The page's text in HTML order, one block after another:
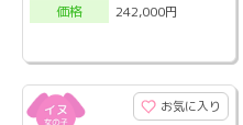
価格
242,000円
お気に入り